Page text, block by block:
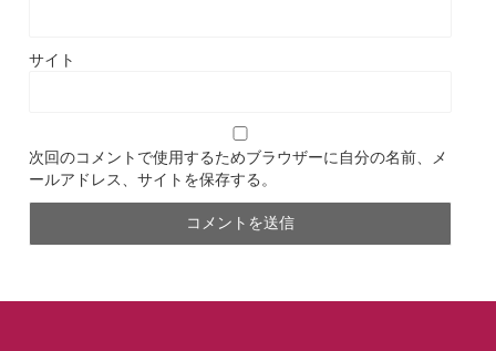
サイト
次回のコメントで使用するためブラウザーに自分の名前、メ
ールアドレス、サイトを保存する。